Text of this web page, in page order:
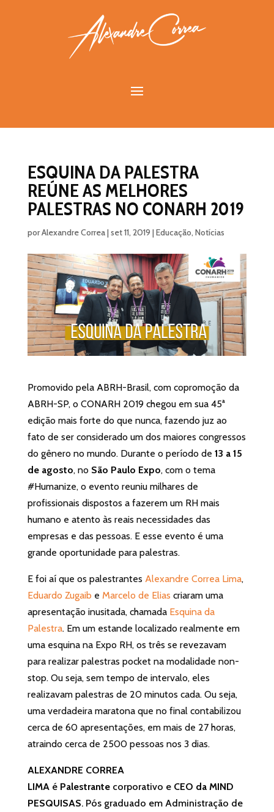
ESQUINA DA PALESTRA
REÚNE AS MELHORES
PALESTRAS NO CONARH 2019
porAlexandre Correa|set 11, 2019 |Educação,Notícias
Promovido pela ABRH-Brasil, com copromoção da
ABRH-SP, o CONARH 2019 chegou em sua 45ª
edição mais forte do que nunca, fazendo juz ao
fato de ser considerado um dos maiores congressos
do gênero no mundo. Durante o período de 13 a 15
de agosto, no São Paulo Expo, com o tema
#Humanize, o evento reuniu milhares de
profissionais dispostos a fazerem um RH mais
humano e atento às reais necessidades das
empresas e das pessoas. E esse evento é uma
grande oportunidade para palestras.
E foi aí que os palestrantes Alexandre Correa Lima,
Eduardo Zugaib e Marcelo de Elias criaram uma
apresentação inusitada, chamada Esquina da
Palestra. Em um estande localizado realmente em
uma esquina na Expo RH, os três se revezavam
para realizar palestras pocket na modalidade non-
stop. Ou seja, sem tempo de intervalo, eles
realizavam palestras de 20 minutos cada. Ou seja,
uma verdadeira maratona que no final contabilizou
cerca de 60 apresentações, em mais de 27 horas,
atraindo cerca de 2500 pessoas nos 3 dias.
ALEXANDRE CORREA
LIMA é Palestrantecorporativo e CEO da MIND
PESQUISAS. Pós graduado em Administração de